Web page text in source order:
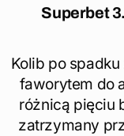
Superbet
Kolib po
faworytem do
różnicą pięciu
zatrzymany